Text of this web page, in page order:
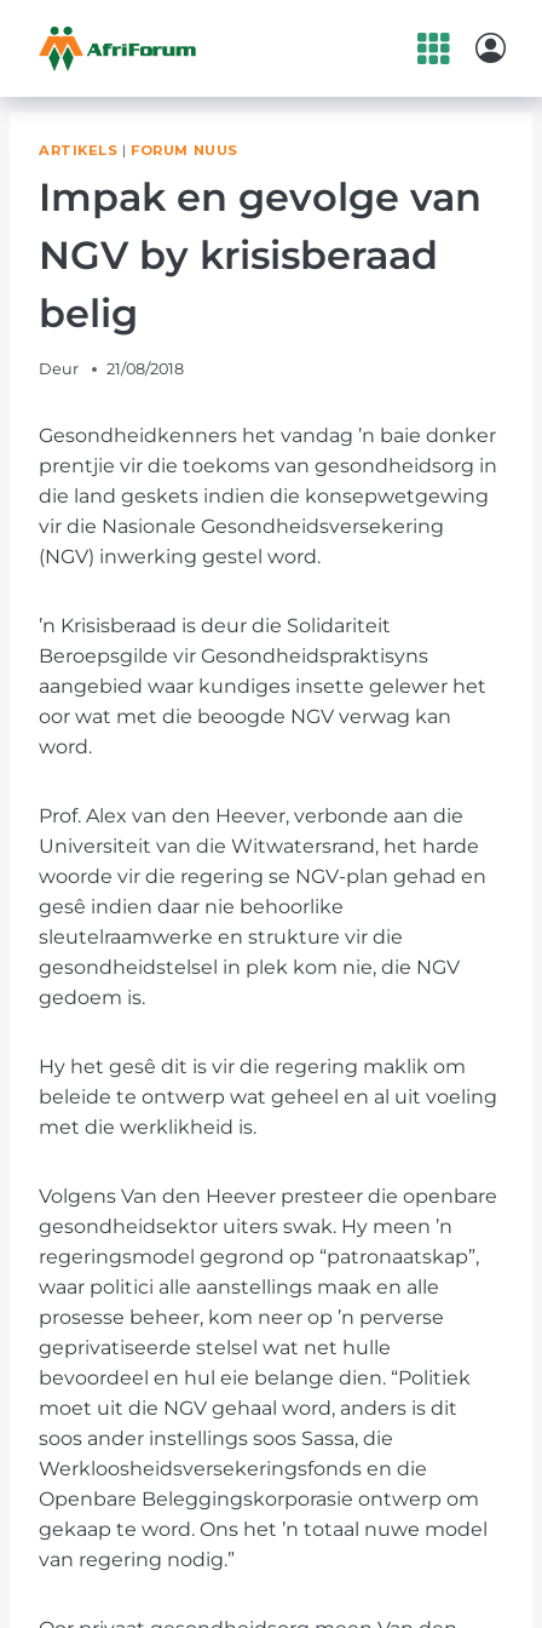
contentARTIKELS | FORUM NUUS
Impak en gevolge van
NGV by krisisberaad
belig
Deur 21/08/2018
Gesondheidkenners het vandag ’n baie donker
prentjie vir die toekoms van gesondheidsorg in
die land geskets indien die konsepwetgewing
vir die Nasionale Gesondheidsversekering
(NGV) inwerking gestel word.
’n Krisisberaad is deur die Solidariteit
Beroepsgilde vir Gesondheidspraktisyns
aangebied waar kundiges insette gelewer het
oor wat met die beoogde NGV verwag kan
word.
Prof. Alex van den Heever, verbonde aan die
Universiteit van die Witwatersrand, het harde
woorde vir die regering se NGV-plan gehad en
gesê indien daar nie behoorlike
sleutelraamwerke en strukture vir die
gesondheidstelsel in plek kom nie, die NGV
gedoem is.
Hy het gesê dit is vir die regering maklik om
beleide te ontwerp wat geheel en al uit voeling
met die werklikheid is.
Volgens Van den Heever presteer die openbare
gesondheidsektor uiters swak. Hy meen ’n
regeringsmodel gegrond op “patronaatskap”,
waar politici alle aanstellings maak en alle
prosesse beheer, kom neer op ’n perverse
geprivatiseerde stelsel wat net hulle
bevoordeel en hul eie belange dien. “Politiek
moet uit die NGV gehaal word, anders is dit
soos ander instellings soos Sassa, die
Werkloosheidsversekeringsfonds en die
Openbare Beleggingskorporasie ontwerp om
gekaap te word. Ons het ’n totaal nuwe model
van regering nodig.”